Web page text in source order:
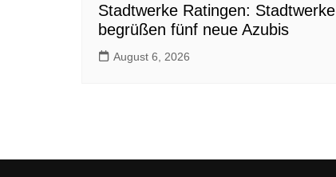
Stadtwerke Ratingen: Stadtwerke
begrüßen fünf neue Azubis
August 6, 2026